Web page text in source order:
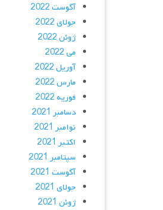
آگوست 2022
جولای 2022
ژوئن 2022
می 2022
آوریل 2022
مارس 2022
فوریه 2022
دسامبر 2021
نوامبر 2021
اکتبر 2021
سپتامبر 2021
آگوست 2021
جولای 2021
ژوئن 2021